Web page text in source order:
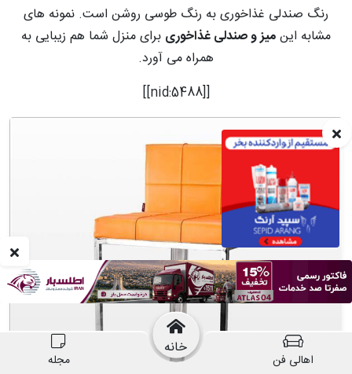
مجله
خانه
اهالی فن
رنگ صندلی غذاخوری به رنگ طوسی روشن است. نمونه های
مشابه اینمیز و صندلی غذاخوری برای منزل شما هم زیبایی به
همراه می آورد.
[[nid:5488]]